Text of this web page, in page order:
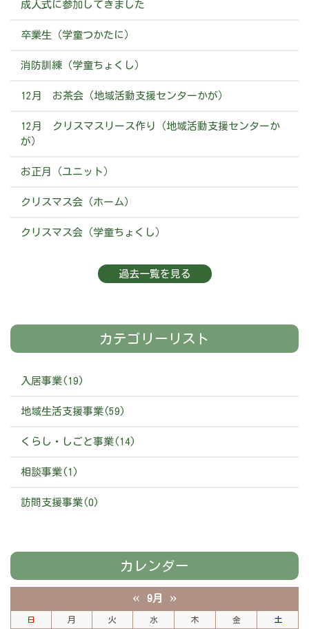
成人式に参加してきました
卒業生（学童つかたに）
消防訓練（学童ちょくし）
12月 お茶会（地域活動支援センターかが）
12月 クリスマスリース作り（地域活動支援センターか
が）
お正月（ユニット）
クリスマス会（ホーム）
クリスマス会（学童ちょくし）
過去一覧を見る
カテゴリーリスト
入居事業(19)
地域生活支援事業(59)
くらし・しごと事業(14)
相談事業(1)
訪問支援事業(0)
カレンダー
« 9月 »
日 月 火 水 木 金 土